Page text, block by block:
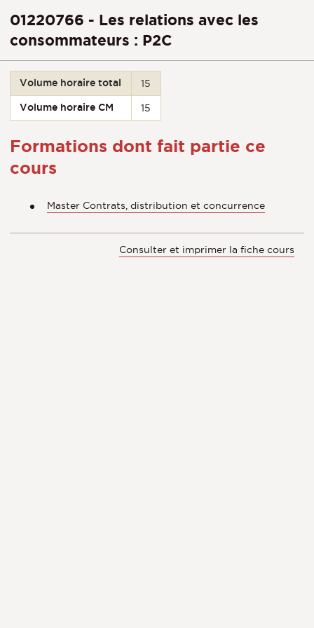
01220766 - Les relations avec les
consommateurs : P2C
Volume horaire total 15
Volume horaire CM 15
Formations dont fait partie ce
cours
Master Contrats, distribution et concurrence
Consulter et imprimer la fiche cours